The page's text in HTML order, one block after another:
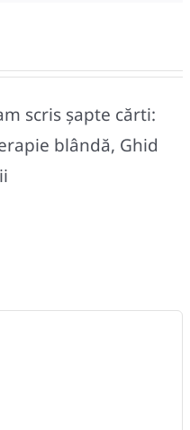
scris șapte cărti:
blândă, Ghid